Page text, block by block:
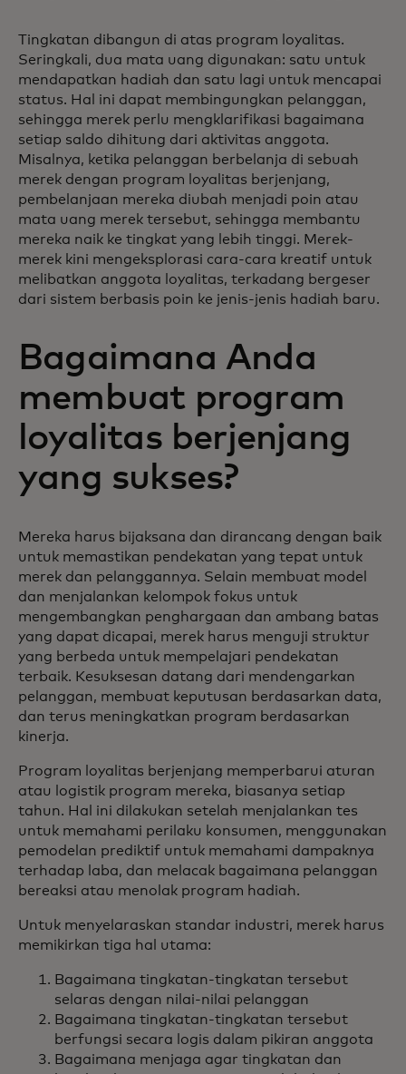
Tingkatan dibangun di atas program loyalitas.
Seringkali, dua mata uang digunakan: satu untuk
mendapatkan hadiah dan satu lagi untuk mencapai
status. Hal ini dapat membingungkan pelanggan,
sehingga merek perlu mengklarifikasi bagaimana
setiap saldo dihitung dari aktivitas anggota.
Misalnya, ketika pelanggan berbelanja di sebuah
merek dengan program loyalitas berjenjang,
pembelanjaan mereka diubah menjadi poin atau
mata uang merek tersebut, sehingga membantu
mereka naik ke tingkat yang lebih tinggi. Merek-
merek kini mengeksplorasi cara-cara kreatif untuk
melibatkan anggota loyalitas, terkadang bergeser
dari sistem berbasis poin ke jenis-jenis hadiah baru.
Bagaimana Anda
membuat program
loyalitas berjenjang
yang sukses?
Mereka harus bijaksana dan dirancang dengan baik
untuk memastikan pendekatan yang tepat untuk
merek dan pelanggannya. Selain membuat model
dan menjalankan kelompok fokus untuk
mengembangkan penghargaan dan ambang batas
yang dapat dicapai, merek harus menguji struktur
yang berbeda untuk mempelajari pendekatan
terbaik. Kesuksesan datang dari mendengarkan
pelanggan, membuat keputusan berdasarkan data,
dan terus meningkatkan program berdasarkan
kinerja.
Program loyalitas berjenjang memperbarui aturan
atau logistik program mereka, biasanya setiap
tahun. Hal ini dilakukan setelah menjalankan tes
untuk memahami perilaku konsumen, menggunakan
pemodelan prediktif untuk memahami dampaknya
terhadap laba, dan melacak bagaimana pelanggan
bereaksi atau menolak program hadiah.
Untuk menyelaraskan standar industri, merek harus
memikirkan tiga hal utama:
Bagaimana tingkatan-tingkatan tersebut
selaras dengan nilai-nilai pelanggan
Bagaimana tingkatan-tingkatan tersebut
berfungsi secara logis dalam pikiran anggota
Bagaimana menjaga agar tingkatan dan